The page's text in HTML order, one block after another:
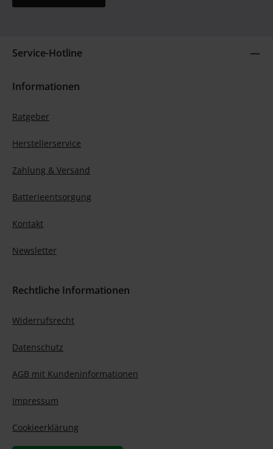
Service-Hotline
Informationen
Ratgeber
Herstellerservice
Zahlung & Versand
Batterieentsorgung
Kontakt
Newsletter
Rechtliche Informationen
Widerrufsrecht
Datenschutz
AGB mit Kundeninformationen
Impressum
Cookieerklärung